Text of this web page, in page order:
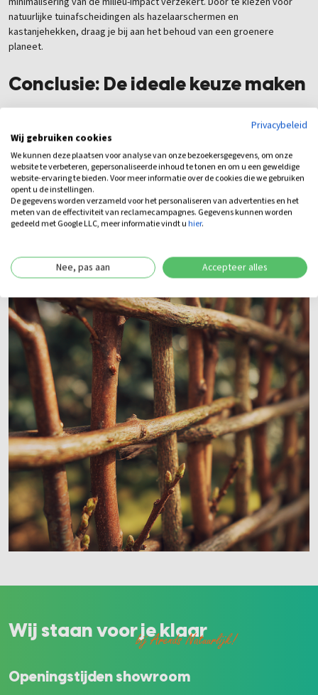
natuurlijke tuinafscheidingen als hazelaarschermen en
kastanjehekken, draag je bij aan het behoud van een groenere
planeet.
Conclusie: De ideale keuze maken
Het kiezen tussen hazelaarschermen en kastanjehekken is afhankelijk
van persoonlijke voorkeur, eerder gemaakte keuzes in tuinstijlen en
de benodigde onderhoudsfrequentie. Beide oplossingen leveren
unieke voordelen en dragen bij aan een fraaie, natuurlijke look van je
buitenruimte. Overweeg wat je verwacht van je tuinafscheiding en hoe
deze past binnen je totale landschap. Met deze overwegingen in
gedachten kun je een keuze maken die bijdraagt aan een prachtige
tuin en de duurzaamheid van onze leefomgeving.
Wij staan voor je klaar
bij Arends Natuurlijk!
Openingstijden showroom
Privacybeleid
Wij gebruiken cookies
We kunnen deze plaatsen voor analyse van onze bezoekersgegevens, om onze
website te verbeteren, gepersonaliseerde inhoud te tonen en om u een geweldige
website-ervaring te bieden. Voor meer informatie over de cookies die we gebruiken
opent u de instellingen.
De gegevens worden verzameld voor het personaliseren van advertenties en het
meten van de effectiviteit van reclamecampagnes. Gegevens kunnen worden
gedeeld met Google LLC, meer informatie vindt uhier.
Nee, pas aan Accepteer alles